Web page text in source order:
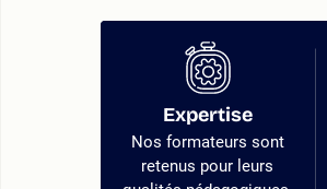
Expertise
Nos formateurs sont
retenus pour leurs